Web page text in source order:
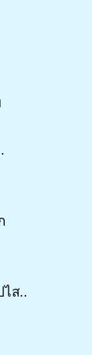
ไส..